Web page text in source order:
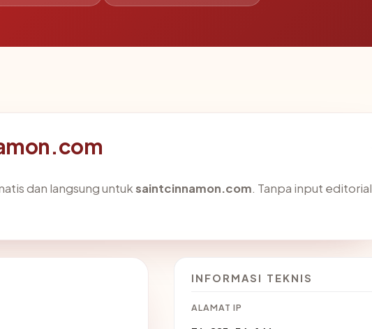
dan langsung untuksaintcinnamon.com. Tanpa input editorial
INFORMASI TEKNIS
ALAMAT IP